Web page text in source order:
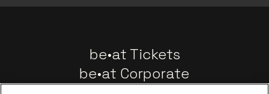
be•at Tickets
be•at Corporate